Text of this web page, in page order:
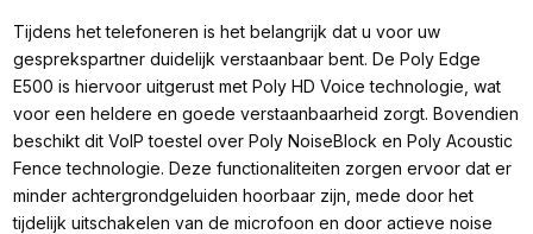
Tijdens het telefoneren is het belangrijk dat u voor uw
gesprekspartner duidelijk verstaanbaar bent. De Poly Edge
E500 is hiervoor uitgerust met Poly HD Voice technologie, wat
voor een heldere en goede verstaanbaarheid zorgt. Bovendien
beschikt dit VoIP toestel over Poly NoiseBlock en Poly Acoustic
Fence technologie. Deze functionaliteiten zorgen ervoor dat er
minder achtergrondgeluiden hoorbaar zijn, mede door het
tijdelijk uitschakelen van de microfoon en door actieve noise